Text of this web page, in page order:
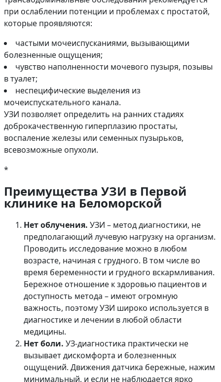
при ослаблении потенции и проблемах с простатой,
которые проявляются:
частыми мочеиспусканиями, вызывающими
болезненные ощущения;
чувство наполненности мочевого пузыря, позывы
в туалет;
неспецифические выделения из
мочеиспускательного канала.
УЗИ позволяет определить на ранних стадиях
доброкачественную гиперплазию простаты,
воспаление железы или семенных пузырьков,
всевозможные опухоли.
*
Преимущества УЗИ в Первой
клинике на Беломорской
Нет облучения. УЗИ – метод диагностики, не
предполагающий лучевую нагрузку на организм.
Проводить исследование можно в любом
возрасте, начиная с грудного. В том числе во
время беременности и грудного вскармливания.
Бережное отношение к здоровью пациентов и
доступность метода – имеют огромную
важность, поэтому УЗИ широко используется в
диагностике и лечении в любой области
медицины.
Нет боли. УЗ-диагностика практически не
вызывает дискомфорта и болезненных
ощущений. Движения датчика бережные, нажим
минимальный, и если не наблюдается ярко